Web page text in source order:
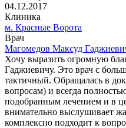
04.12.2017
Клиника
м. Красные Ворота
Врач
Магомедов Максуд
Хочу выразить огромную
Гаджиевичу. Это врач с
тактичный. Обращалась в
вопросам) и всегда
подобранным лечением и в
внимательно выслушивает
комплексно подходит к